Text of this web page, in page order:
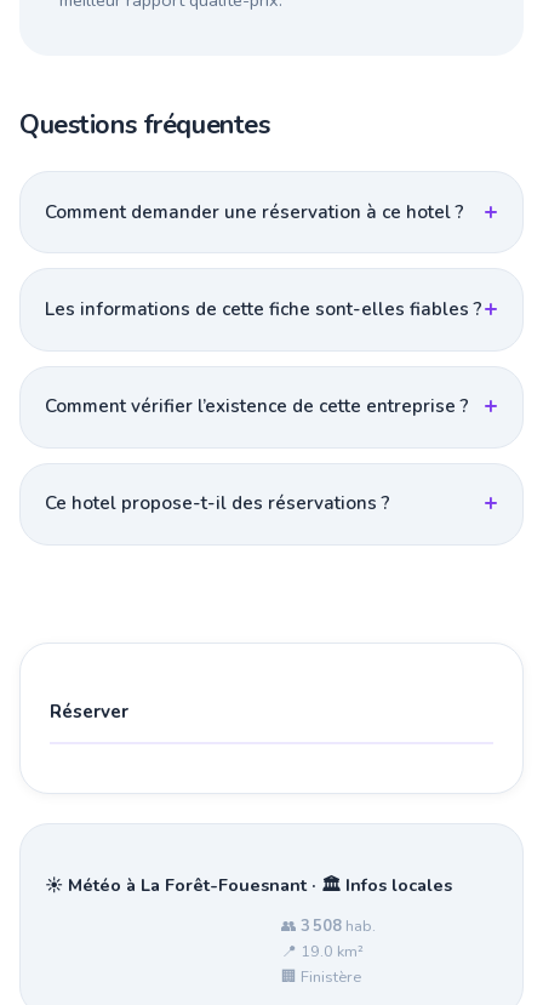
Questions fréquentes
Comment demander une réservation à ce hotel ?
Les informations de cette fiche sont-elles fiables ?
Comment vérifier l’existence de cette entreprise ?
Ce hotel propose-t-il des réservations ?
Réserver
☀️ Météo à La Forêt-Fouesnant · 🏛️ Infos locales
👥 3 508 hab.
📍 19.0 km²
🏢 Finistère